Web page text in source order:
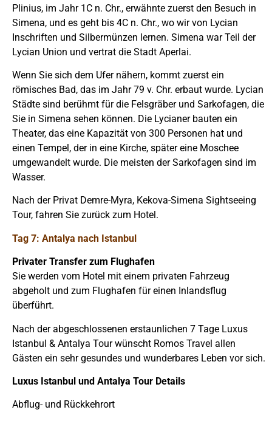
Plinius, im Jahr 1C n. Chr., erwähnte zuerst den Besuch in
Simena, und es geht bis 4C n. Chr., wo wir von Lycian
Inschriften und Silbermünzen lernen. Simena war Teil der
Lycian Union und vertrat die Stadt Aperlai.
Wenn Sie sich dem Ufer nähern, kommt zuerst ein
römisches Bad, das im Jahr 79 v. Chr. erbaut wurde. Lycian
Städte sind berühmt für die Felsgräber und Sarkofagen, die
Sie in Simena sehen können. Die Lycianer bauten ein
Theater, das eine Kapazität von 300 Personen hat und
einen Tempel, der in eine Kirche, später eine Moschee
umgewandelt wurde. Die meisten der Sarkofagen sind im
Wasser.
Nach der Privat Demre-Myra, Kekova-Simena Sightseeing
Tour, fahren Sie zurück zum Hotel.
Tag 7: Antalya nach Istanbul
Privater Transfer zum Flughafen
Sie werden vom Hotel mit einem privaten Fahrzeug
abgeholt und zum Flughafen für einen Inlandsflug
überführt.
Nach der abgeschlossenen erstaunlichen 7 Tage Luxus
Istanbul & Antalya Tour wünscht Romos Travel allen
Gästen ein sehr gesundes und wunderbares Leben vor sich.
Luxus Istanbul und Antalya Tour Details
Abflug- und Rückkehrort